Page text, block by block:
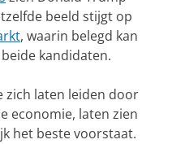
beeld stijgt op
, waarin belegd kan
beide kandidaten.
zich laten leiden door
economie, laten zien
het beste voorstaat.